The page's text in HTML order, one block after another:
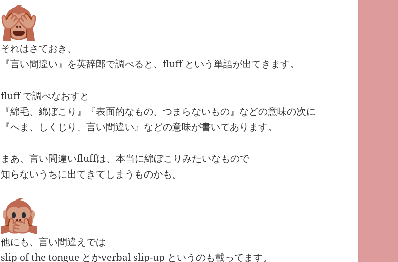
それはさておき、
『言い間違い』を英辞郎で調べると、fluff という単語が出てきます。
fluff で調べなおすと
『綿毛、綿ぼこり』『表面的なもの、つまらないもの』などの意味の次に
『へま、しくじり、言い間違い』などの意味が書いてあります。
まあ、言い間違いfluffは、本当に綿ぼこりみたいなもので
知らないうちに出てきてしまうものかも。
他にも、言い間違えでは
slip of the tongue とかverbal slip-up というのも載ってます。